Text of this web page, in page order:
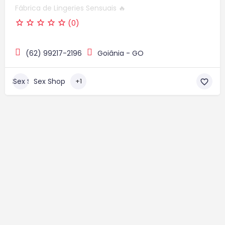
Fábrica de Lingeries Sensuais 🔥
(0)
(62) 99217-2196 Goiânia - GO
Sex Shop +1